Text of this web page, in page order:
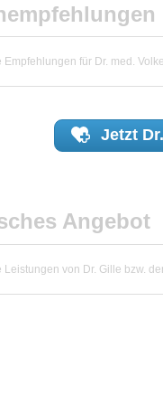
Empfehlungen für Dr. med.
Jetzt
Angebot
Leistungen von Dr. Gille bzw.